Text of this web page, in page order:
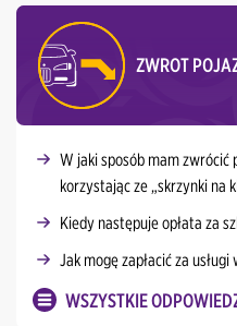
ZWROT
W jaki sposób mam zwrócić
korzystając ze „skrzynki na
Kiedy następuje opłata za
Jak mogę zapłacić za
WSZYSTKIE